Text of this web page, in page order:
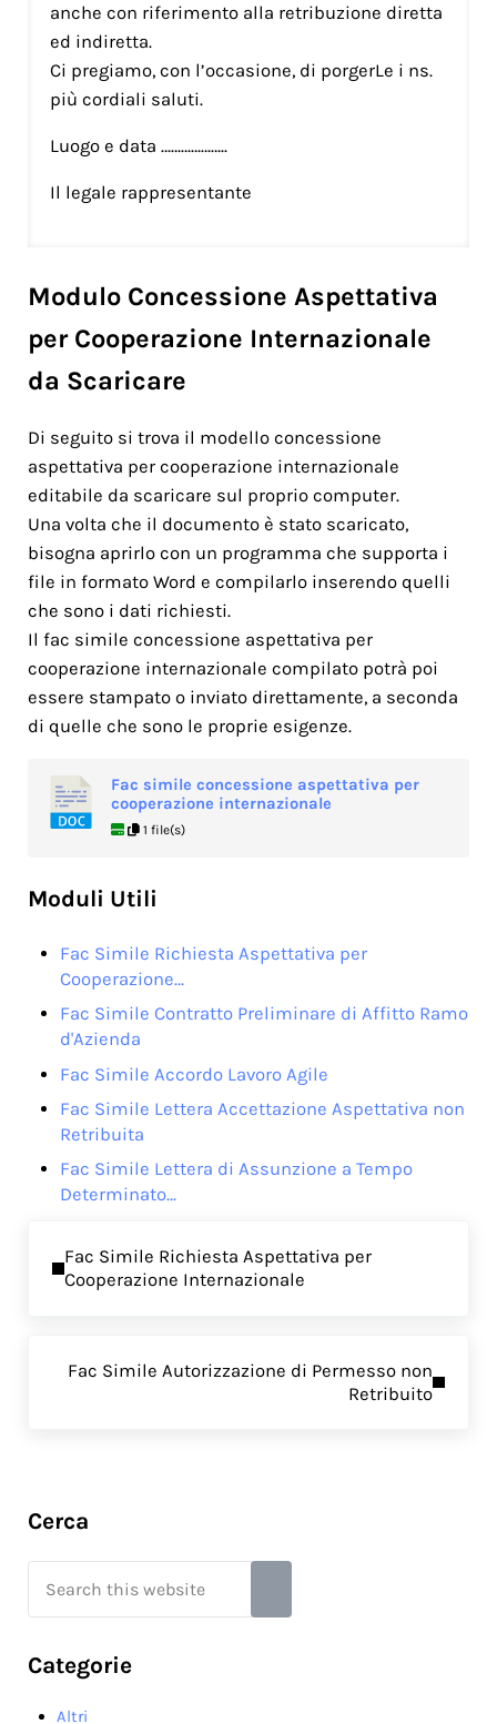
anche con riferimento alla retribuzione diretta
ed indiretta.
Ci pregiamo, con l’occasione, di porgerLe i ns.
più cordiali saluti.
Luogo e data ………………..
Il legale rappresentante
Modulo Concessione Aspettativa
per Cooperazione Internazionale
da Scaricare
Di seguito si trova il modello concessione
aspettativa per cooperazione internazionale
editabile da scaricare sul proprio computer.
Una volta che il documento è stato scaricato,
bisogna aprirlo con un programma che supporta i
file in formato Word e compilarlo inserendo quelli
che sono i dati richiesti.
Il fac simile concessione aspettativa per
cooperazione internazionale compilato potrà poi
essere stampato o inviato direttamente, a seconda
di quelle che sono le proprie esigenze.
Fac simile concessione aspettativa per
cooperazione internazionale
1 file(s)
Moduli Utili
Fac Simile Richiesta Aspettativa per
Cooperazione…
Fac Simile Contratto Preliminare di Affitto Ramo
d'Azienda
Fac Simile Accordo Lavoro Agile
Fac Simile Lettera Accettazione Aspettativa non
Retribuita
Fac Simile Lettera di Assunzione a Tempo
Determinato…
Fac Simile Richiesta Aspettativa per
Cooperazione Internazionale
Fac Simile Autorizzazione di Permesso non
Retribuito
Sidebar
Cerca
Categorie
Altri